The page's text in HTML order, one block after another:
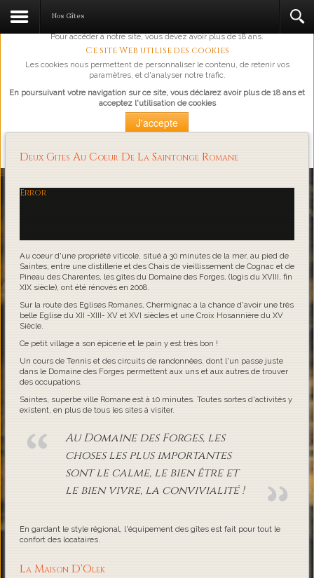
L'abus d'alcool est dangereux pour la santé, à consommer avec
Pour accéder à notre site, vous devez avoir plus de 18 ans.
Ce site Web utilise des cookies
Les cookies nous permettent de personnaliser le contenu, de retenir vos
paramètres, et d'analyser notre trafic.
En poursuivant votre navigation sur ce site, vous déclarez avoir plus de 18 ans et
acceptez l'utilisation de cookies
J'accepte
Loading...
Nos Gîtes
Deux Gites Au Coeur De La Saintonge Romane
Error
Au coeur d'une propriété viticole, situé à 30 minutes de la mer, au pied de
Saintes, entre une distillerie et des Chais de vieillissement de Cognac et de
Pineau des Charentes, les gîtes du Domaine des Forges, (logis du XVIII, fin
XIX siècle), ont été rénovés en 2008.
Sur la route des Eglises Romanes, Chermignac a la chance d'avoir une très
belle Eglise du XII -XIII- XV et XVI siècles et une Croix Hosannière du XV
Siècle.
Ce petit village a son épicerie et le pain y est très bon !
Un cours de Tennis et des circuits de randonnées, dont l'un passe juste
dans le Domaine des Forges permettent aux uns et aux autres de trouver
des occupations.
Saintes, superbe ville Romane est à 10 minutes. Toutes sortes d'activités y
existent, en plus de tous les sites à visiter.
Au Domaine des Forges, les
choses les plus importantes
sont le calme, le bien être et
le bien vivre, la convivialité !
En gardant le style régional, l'équipement des gîtes est fait pour tout le
confort des locataires.
La Maison D'Olek